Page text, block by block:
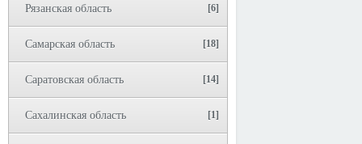
Рязанская область [6]
Самарская область [18]
Саратовская область [14]
Сахалинская область [1]